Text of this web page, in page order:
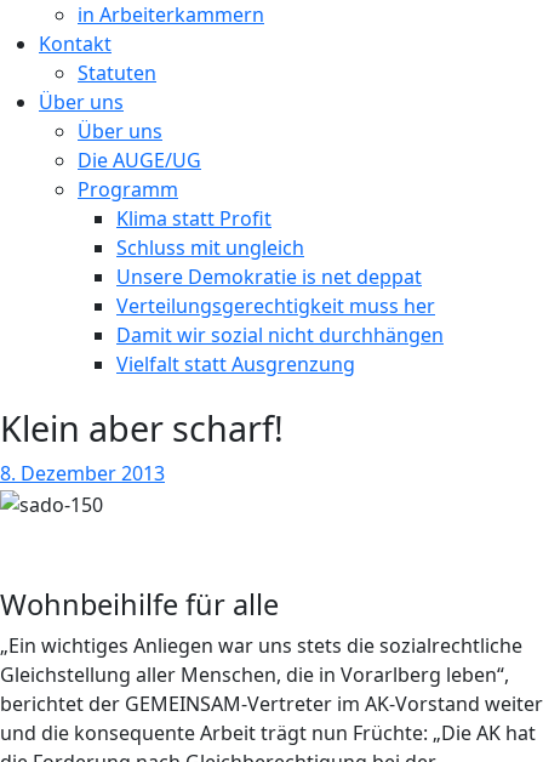
in Arbeiterkammern
Kontakt
Statuten
Über uns
Über uns
Die AUGE/UG
Programm
Klima statt Profit
Schluss mit ungleich
Unsere Demokratie is net deppat
Verteilungsgerechtigkeit muss her
Damit wir sozial nicht durchhängen
Vielfalt statt Ausgrenzung
Klein aber scharf!
8. Dezember 2013
Wohnbeihilfe für alle
„Ein wichtiges Anliegen war uns stets die sozialrechtliche
Gleichstellung aller Menschen, die in Vorarlberg leben“,
berichtet der GEMEINSAM-Vertreter im AK-Vorstand weiter
und die konsequente Arbeit trägt nun Früchte: „Die AK hat